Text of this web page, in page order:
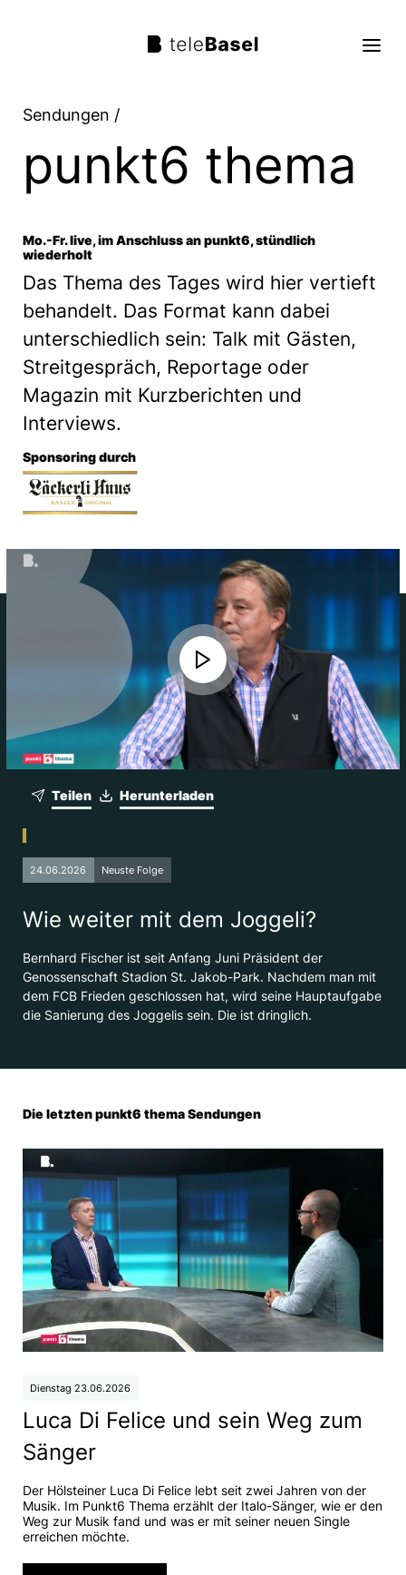
Sendungen
Über uns
Suche
Trag mit!
Sendungen /
punkt6 thema
Mo.-Fr. live, im Anschluss an punkt6, stündlich
wiederholt
Das Thema des Tages wird hier vertieft
behandelt. Das Format kann dabei
unterschiedlich sein: Talk mit Gästen,
Streitgespräch, Reportage oder
Magazin mit Kurzberichten und
Interviews.
Sponsoring durch
Herunterladen
Teilen
24.06.2026 Neuste Folge
Wie weiter mit dem Joggeli?
Bernhard Fischer ist seit Anfang Juni Präsident der
Genossenschaft Stadion St. Jakob-Park. Nachdem man mit
dem FCB Frieden geschlossen hat, wird seine Hauptaufgabe
die Sanierung des Joggelis sein. Die ist dringlich.
Die letzten punkt6 thema Sendungen
Dienstag 23.06.2026
Luca Di Felice und sein Weg zum
Sänger
Der Hölsteiner Luca Di Felice lebt seit zwei Jahren von der
Musik. Im Punkt6 Thema erzählt der Italo-Sänger, wie er den
Weg zur Musik fand und was er mit seiner neuen Single
erreichen möchte.